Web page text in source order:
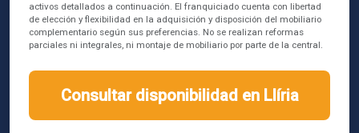
activos detallados a continuación. El franquiciado cuenta con libertad
de elección y flexibilidad en la adquisición y disposición del mobiliario
complementario según sus preferencias. No se realizan reformas
parciales ni integrales, ni montaje de mobiliario por parte de la central.
Consultar disponibilidad en Llíria